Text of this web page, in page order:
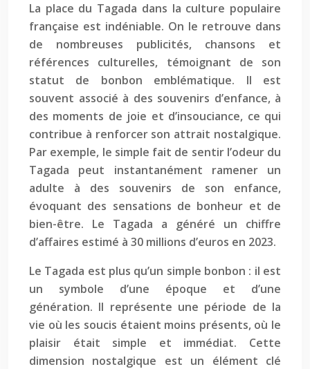
La place du Tagada dans la culture populaire
française est indéniable. On le retrouve dans
de nombreuses publicités, chansons et
références culturelles, témoignant de son
statut de bonbon emblématique. Il est
souvent associé à des souvenirs d’enfance, à
des moments de joie et d’insouciance, ce qui
contribue à renforcer son attrait nostalgique.
Par exemple, le simple fait de sentir l’odeur du
Tagada peut instantanément ramener un
adulte à des souvenirs de son enfance,
évoquant des sensations de bonheur et de
bien-être. Le Tagada a généré un chiffre
d’affaires estimé à 30 millions d’euros en 2023.
Le Tagada est plus qu’un simple bonbon : il est
un symbole d’une époque et d’une
génération. Il représente une période de la
vie où les soucis étaient moins présents, où le
plaisir était simple et immédiat. Cette
dimension nostalgique est un élément clé